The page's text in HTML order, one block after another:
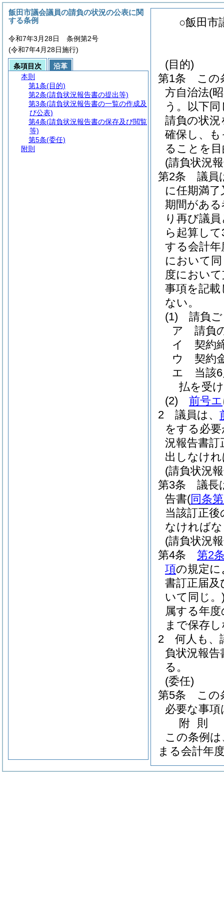
○飯田市
(目的)
第1条
この
方自治法(
う。以下同
請負の状
確保し、
ることを
(請負状況
第2条
議員
に任期満
期間があ
り再び議
ら起算し
する会計
において
度におい
事項を記
ない。
(1)
請負
ア
請負
イ
契約
ウ
契約
エ
当該
払を受
(2)
前号エ
2
議員は、
をする必
況報告書訂
出しなけ
(請負状況
第3条
議長
告書(同条
当該訂正
なければ
(請負状況
第4条
第2
項の規定
書訂正届及
いて同じ。
属する年
まで保存
2
何人も、
負状況報
る。
(委任)
第5条
この
必要な事
附 則
この条例
まる会計年
飯田市議会議員の請負の状況の公表に関
する条例
令和7年3月28日 条例第2号
(令和7年4月28日施行)
条項目次
沿革
本則
第1条(目的)
第2条(請負状況報告書の提出等)
第3条(請負状況報告書の一覧の作成及
び公表)
第4条(請負状況報告書の保存及び閲覧
等)
第5条(委任)
附則